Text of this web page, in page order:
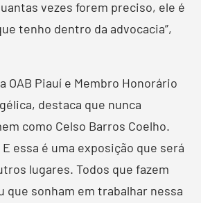
vezes forem preciso, ele é
tenho dentro da advocacia”,
OAB Piauí e Membro Honorário
destaca que nunca
como Celso Barros Coelho.
essa é uma exposição que será
lugares. Todos que fazem
que sonham em trabalhar nessa